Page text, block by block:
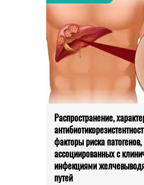
Распространение,
факторы риска патогенов,
ассоциированных с
инфекциями
путей